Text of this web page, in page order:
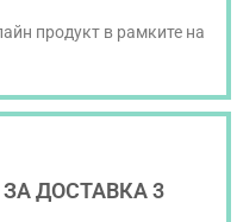
продукт в рамките на
ДОСТАВКА 3